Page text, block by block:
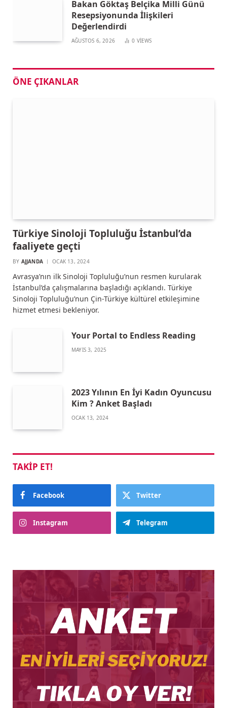
Bakan Göktaş Belçika Milli Günü
Resepsiyonunda İlişkileri
Değerlendirdi
AĞUSTOS 6, 2026 0 VIEWS
ÖNE ÇIKANLAR
Türkiye Sinoloji Topluluğu İstanbul’da
faaliyete geçti
BY AJJANDA OCAK 13, 2024
Avrasya’nın ilk Sinoloji Topluluğu’nun resmen kurularak
İstanbul’da çalışmalarına başladığı açıklandı. Türkiye
Sinoloji Topluluğu’nun Çin-Türkiye kültürel etkileşimine
hizmet etmesi bekleniyor.
Your Portal to Endless Reading
MAYIS 3, 2025
2023 Yılının En İyi Kadın Oyuncusu
Kim ? Anket Başladı
OCAK 13, 2024
TAKIP ET!
Facebook Twitter
Instagram Telegram